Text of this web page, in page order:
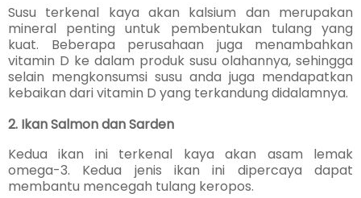
Susu terkenal kaya akan kalsium dan merupakan
mineral penting untuk pembentukan tulang yang
kuat. Beberapa perusahaan juga menambahkan
vitamin D ke dalam produk susu olahannya, sehingga
selain mengkonsumsi susu anda juga mendapatkan
kebaikan dari vitamin D yang terkandung didalamnya.
2. Ikan Salmon dan Sarden
Kedua ikan ini terkenal kaya akan asam lemak
omega-3. Kedua jenis ikan ini dipercaya dapat
membantu mencegah tulang keropos.